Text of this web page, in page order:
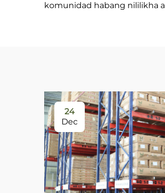
komunidad habang nililikha
24
Dec